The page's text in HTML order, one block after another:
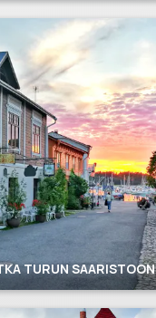
TURUN SAARISTOON